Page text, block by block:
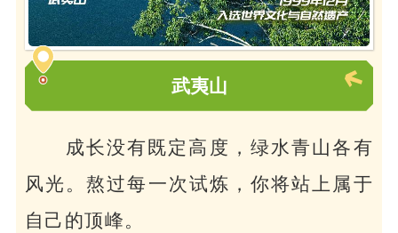
武夷山
成长没有既定高度， 绿水青山各有
风光。熬过每一次试炼，你将站上属于
自己的顶峰。